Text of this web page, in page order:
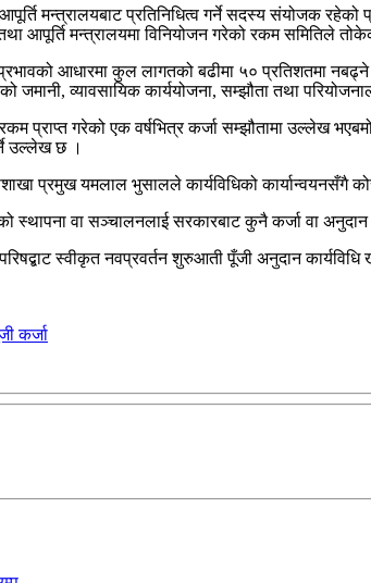
आपूर्ति मन्त्रालयबाट प्रतिनिधित्व गर्ने सदस्य संयोजक
तथा आपूर्ति मन्त्रालयमा विनियोजन गरेको रकम समितिले
प्रभावको आधारमा कुल लागतको बढीमा ५० प्रतिशतमा
जमानी, व्यावसायिक कार्ययोजना, सम्झौता तथा
रकम प्राप्त गरेको एक वर्षभित्र कर्जा सम्झौतामा उल्लेख
उल्लेख छ ।
प्रमुख यमलाल भुसालले कार्यविधिको कार्यान्वयनसँगै
स्थापना वा सञ्चालनलाई सरकारबाट कुनै कर्जा वा
स्वीकृत नवप्रवर्तन शुरुआती पूँजी अनुदान कार्यविधि
कर्जा